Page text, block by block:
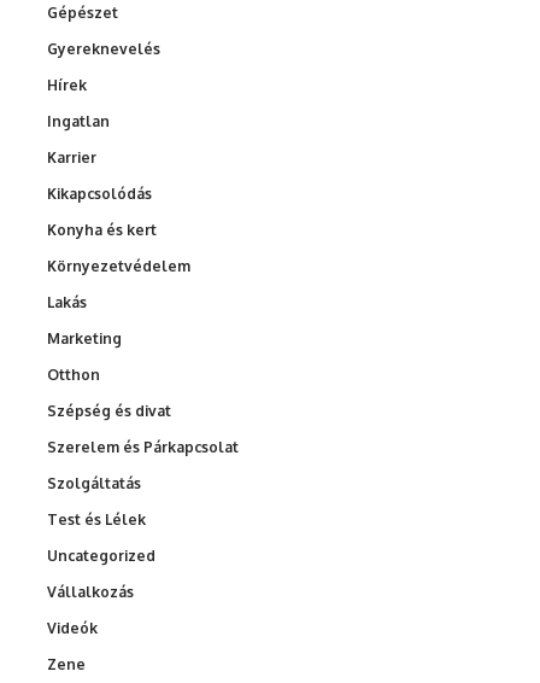
Gépészet
Gyereknevelés
Hírek
Ingatlan
Karrier
Kikapcsolódás
Konyha és kert
Környezetvédelem
Lakás
Marketing
Otthon
Szépség és divat
Szerelem és Párkapcsolat
Szolgáltatás
Test és Lélek
Uncategorized
Vállalkozás
Videók
Zene